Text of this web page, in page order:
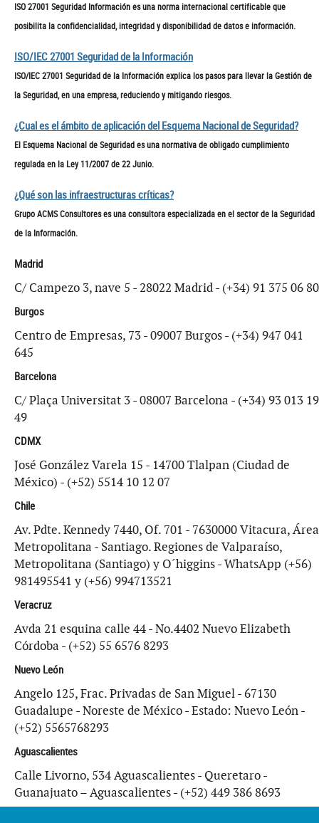
ISO 27001 Seguridad Información es una norma internacional certificable que
posibilita la confidencialidad, integridad y disponibilidad de datos e información.
ISO/IEC 27001 Seguridad de la Información
ISO/IEC 27001 Seguridad de la Información explica los pasos para llevar la Gestión de
la Seguridad, en una empresa, reduciendo y mitigando riesgos.
¿Cual es el ámbito de aplicación del Esquema Nacional de Seguridad?
El Esquema Nacional de Seguridad es una normativa de obligado cumplimiento
regulada en la Ley 11/2007 de 22 Junio.
¿Qué son las infraestructuras críticas?
Grupo ACMS Consultores es una consultora especializada en el sector de la Seguridad
de la Información.
Madrid
C/ Campezo 3, nave 5 - 28022 Madrid - (+34) 91 375 06 80
Burgos
Centro de Empresas, 73 - 09007 Burgos - (+34) 947 041
645
Barcelona
C/ Plaça Universitat 3 - 08007 Barcelona - (+34) 93 013 19
49
CDMX
José González Varela 15 - 14700 Tlalpan (Ciudad de
México) - (+52) 5514 10 12 07
Chile
Av. Pdte. Kennedy 7440, Of. 701 - 7630000 Vitacura, Área
Metropolitana - Santiago. Regiones de Valparaíso,
Metropolitana (Santiago) y O´higgins - WhatsApp (+56)
981495541 y (+56) 994713521
Veracruz
Avda 21 esquina calle 44 - No.4402 Nuevo Elizabeth
Córdoba - (+52) 55 6576 8293
Nuevo León
Angelo 125, Frac. Privadas de San Miguel - 67130
Guadalupe - Noreste de México - Estado: Nuevo León -
(+52) 5565768293
Aguascalientes
Calle Livorno, 534 Aguascalientes - Queretaro -
Guanajuato – Aguascalientes - (+52) 449 386 8693